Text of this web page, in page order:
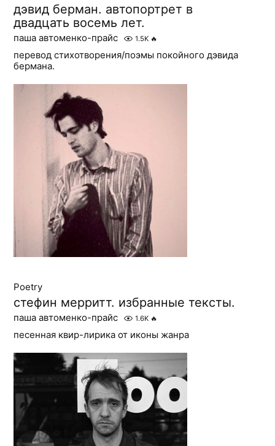
дэвид берман. автопортрет в
двадцать восемь лет.
паша автоменко-прайс 1.5K 🔥
перевод стихотворения/поэмы покойного дэвида
бермана.
Poetry
стефин мерритт. избранные тексты.
паша автоменко-прайс 1.6K 🔥
песенная квир-лирика от иконы жанра